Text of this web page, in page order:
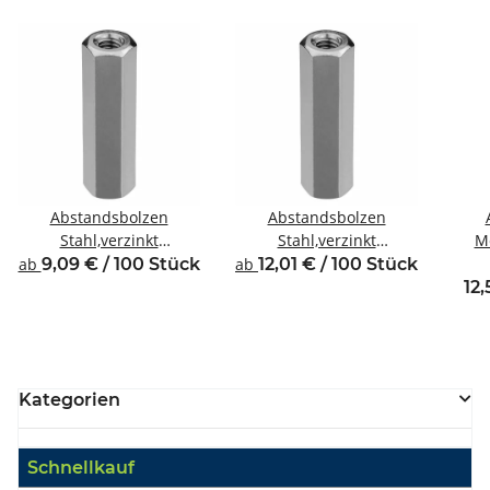
Abstandsbolzen
Stahl,verzinkt
Innen/Innengewinde M4
ab 9,09 € / 100 Stück
Abstandsbolzen
Stahl,verzinkt
Innen/Innengewinde M4
ab 12,01 € / 100 Stück
Kategorien
Schnellkauf